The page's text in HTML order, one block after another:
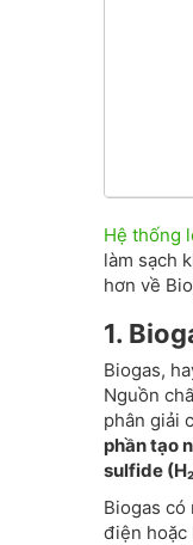
Hệ thống
làm sạch
hơn về
1.
Biogas,
Nguồn
phân giải
phần tạo
sulfide
Biogas
điện hoặc